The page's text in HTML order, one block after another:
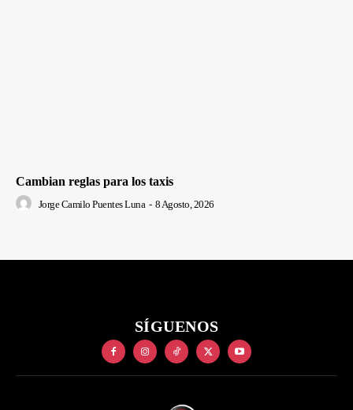
Cambian reglas para los taxis
Jorge Camilo Puentes Luna - 8 Agosto, 2026
SÍGUENOS